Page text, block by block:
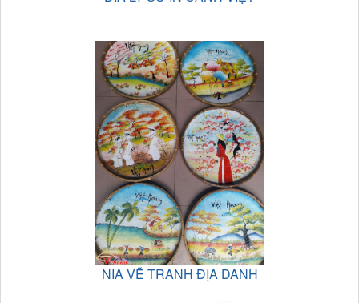
NIA VẼ TRANH ĐỊA DANH